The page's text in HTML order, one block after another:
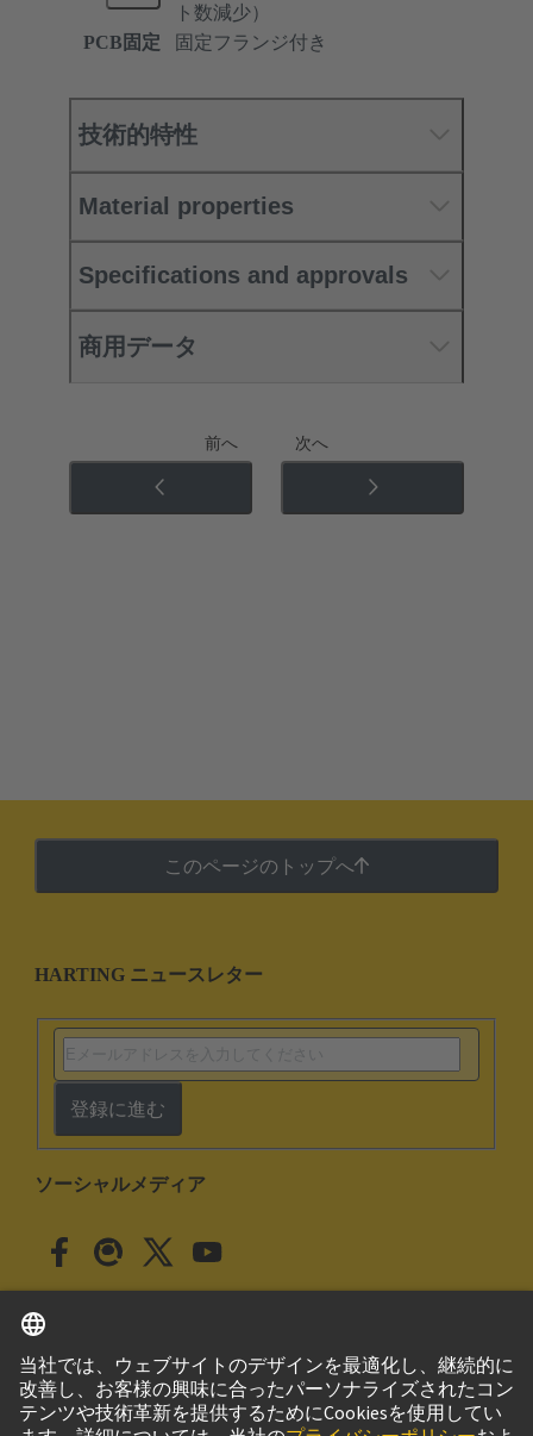
ト数減少）
PCB固定
固定フランジ付き
技術的特性
Material properties
Specifications and approvals
商用データ
前へ 次へ
このページのトップへ
HARTING ニュースレター
登録に進む
ソーシャルメディア
日本 日本語